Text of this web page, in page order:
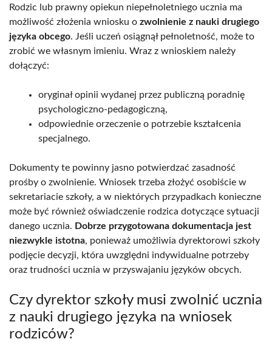
Rodzic lub prawny opiekun niepełnoletniego ucznia ma
możliwość złożenia wniosku o zwolnienie z nauki drugiego
języka obcego. Jeśli uczeń osiągnął pełnoletność, może to
zrobić we własnym imieniu. Wraz z wnioskiem należy
dołączyć:
oryginał opinii wydanej przez publiczną poradnię
psychologiczno-pedagogiczną,
odpowiednie orzeczenie o potrzebie kształcenia
specjalnego.
Dokumenty te powinny jasno potwierdzać zasadność
prośby o zwolnienie. Wniosek trzeba złożyć osobiście w
sekretariacie szkoły, a w niektórych przypadkach konieczne
może być również oświadczenie rodzica dotyczące sytuacji
danego ucznia. Dobrze przygotowana dokumentacja jest
niezwykle istotna, ponieważ umożliwia dyrektorowi szkoły
podjęcie decyzji, która uwzględni indywidualne potrzeby
oraz trudności ucznia w przyswajaniu języków obcych.
Czy dyrektor szkoły musi zwolnić ucznia
z nauki drugiego języka na wniosek
rodziców?